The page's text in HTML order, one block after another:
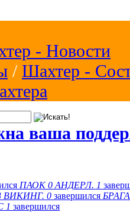
- Новости
/ Шахтер -
ваша
ПАОК 0 АНДЕРЛ. 1
ВИКИНГ. 0 завершился БРАГА
1 завершился